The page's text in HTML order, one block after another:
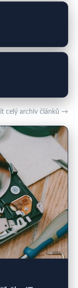
celý archiv článků →